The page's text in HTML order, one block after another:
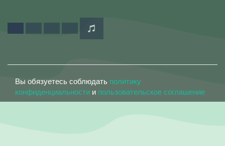
Вы обязуетесь соблюдать политику
конфиденциальности и пользовательское соглашение